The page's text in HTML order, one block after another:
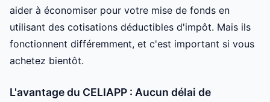
aider à économiser pour votre mise de fonds en
utilisant des cotisations déductibles d'impôt. Mais ils
fonctionnent différemment, et c'est important si vous
achetez bientôt.
L'avantage du CELIAPP : Aucun délai de